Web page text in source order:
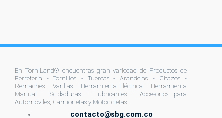
En TorniLand® encuentras gran variedad de Productos de
Ferretería - Tornillos - Tuercas - Arandelas - Chazos -
Remaches - Varillas - Herramienta Eléctrica - Herramienta
Manual - Soldaduras - Lubricantes - Accesorios para
Automóviles, Camionetas y Motocicletas.
contacto@sbg.com.co